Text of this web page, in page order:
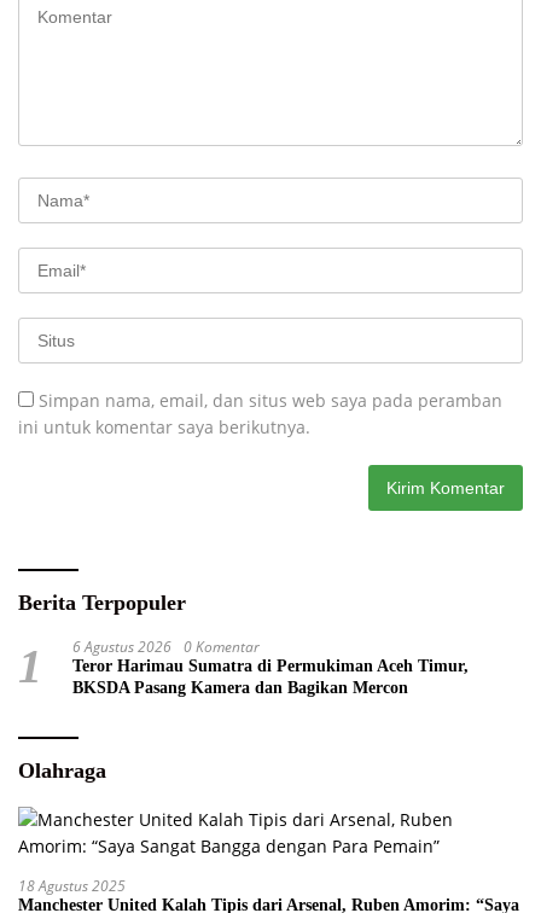
Simpan nama, email, dan situs web saya pada peramban
ini untuk komentar saya berikutnya.
Berita Terpopuler
1 6 Agustus 2026 0 Komentar
Teror Harimau Sumatra di Permukiman Aceh Timur,
BKSDA Pasang Kamera dan Bagikan Mercon
Olahraga
18 Agustus 2025
Manchester United Kalah Tipis dari Arsenal, Ruben Amorim: “Saya